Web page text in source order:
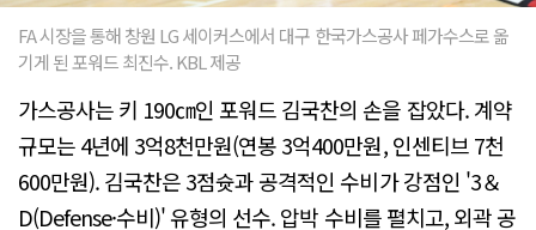
FA 시장을 통해 창원 LG 세이커스에서 대구 한국가스공사 페가수스로 옮
기게 된 포워드 최진수. KBL 제공
가스공사는 키 190㎝인 포워드 김국찬의 손을 잡았다. 계약
규모는 4년에 3억8천만원(연봉 3억400만원, 인센티브 7천
600만원). 김국찬은 3점슛과 공격적인 수비가 강점인 '3＆
D(Defense·수비)' 유형의 선수. 압박 수비를 펼치고, 외곽 공